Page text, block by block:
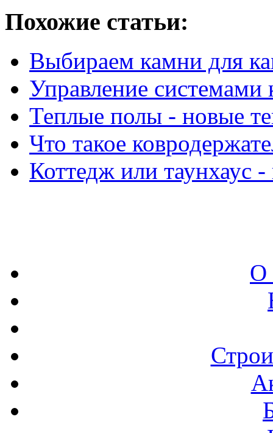
Похожие статьи:
Выбираем камни для
Управление системами
Теплые полы - новые
Что такое
Коттедж или таунхаус
О